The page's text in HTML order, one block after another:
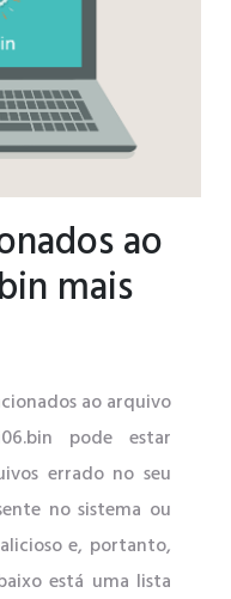
ao
mais
ao arquivo
pode estar
errado no seu
no sistema ou
e, portanto,
está uma lista